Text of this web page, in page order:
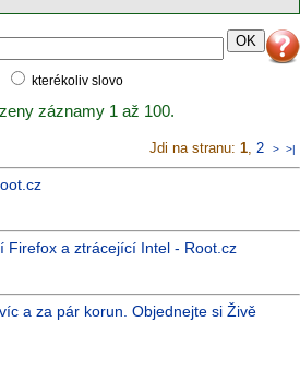
kterékoliv slovo
záznamy 1 až 100.
Jdi na stranu: 1, 2 > >|
Firefox a ztrácející Intel - Root.cz
a za pár korun. Objednejte si Živě